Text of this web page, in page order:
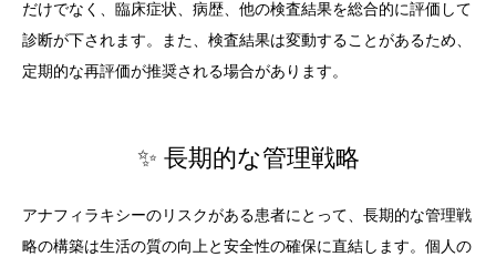
だけでなく、臨床症状、病歴、他の検査結果を総合的に評価して
診断が下されます。また、検査結果は変動することがあるため、
定期的な再評価が推奨される場合があります。
✨ 長期的な管理戦略
アナフィラキシーのリスクがある患者にとって、長期的な管理戦
略の構築は生活の質の向上と安全性の確保に直結します。個人の